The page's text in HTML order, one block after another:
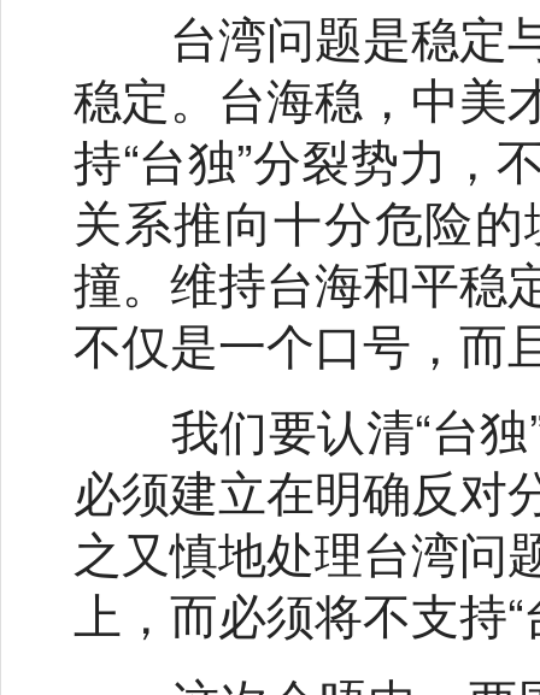
台湾问题是稳定与
稳定。台海稳，中美
持“台独”分裂势力，
关系推向十分危险
撞。维持台海和平稳
不仅是一个口号，而
我们要认清“台独
必须建立在明确反对
之又慎地处理台湾问
上，而必须将不支持